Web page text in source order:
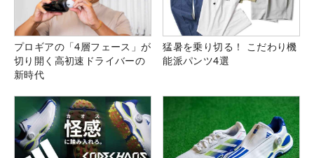
プロギアの「4層フェース」が
切り開く高初速ドライバーの
新時代
猛暑を乗り切る！ こだわり機
能派パンツ4選